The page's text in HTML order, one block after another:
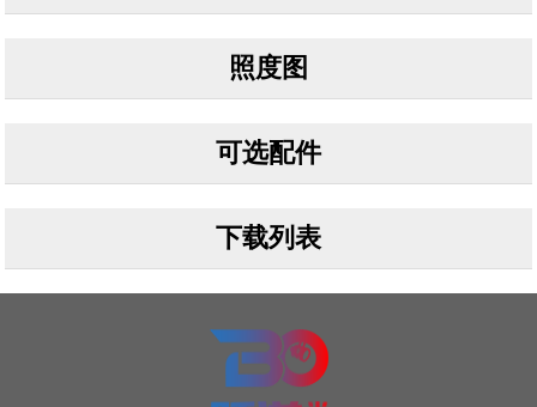
照度图
可选配件
下载列表